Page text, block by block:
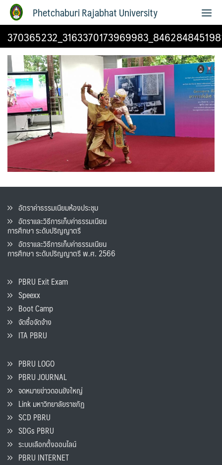
Phetchaburi Rajabhat University
อัตราค่าธรรมเนียมห้องประชุม
อัตราและวิธีการเก็บค่าธรรมเนียน
การศึกษา ระดับปริญญาตรี
อัตราและวิธีการเก็บค่าธรรมเนียน
การศึกษา ระดับปริญญาตรี พ.ศ. 2566
PBRU Exit Exam
Speexx
Boot Camp
จัดซื้อจัดจ้าง
ITA PBRU
PBRU LOGO
PBRU JOURNAL
จดหมายข่าวดอนขังใหญ่
Link มหาวิทยาลัยราชภัฏ
SCD PBRU
SDGs PBRU
ระบบเลือกตั้งออนไลน์
PBRU INTERNET